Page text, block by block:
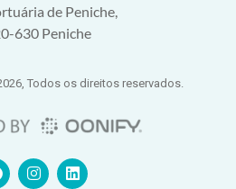
de Peniche,
630 Peniche
Todos os direitos reservados.